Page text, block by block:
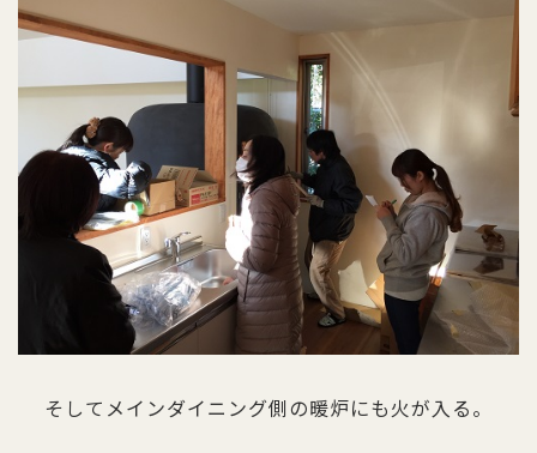
そしてメインダイニング側の暖炉にも火が入る。